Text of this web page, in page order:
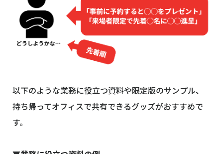
以下のような業務に役立つ資料や限定版のサンプル、
持ち帰ってオフィスで共有できるグッズがおすすめで
す。